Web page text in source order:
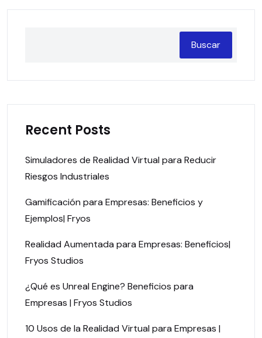
Buscar
Recent Posts
Simuladores de Realidad Virtual para Reducir
Riesgos Industriales
Gamificación para Empresas: Beneficios y
Ejemplos| Fryos
Realidad Aumentada para Empresas: Beneficios|
Fryos Studios
¿Qué es Unreal Engine? Beneficios para
Empresas | Fryos Studios
10 Usos de la Realidad Virtual para Empresas |